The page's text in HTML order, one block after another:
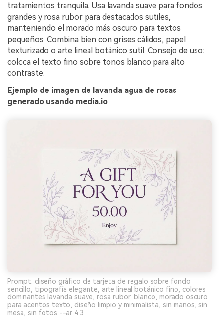
tratamientos tranquila. Usa lavanda suave para fondos
grandes y rosa rubor para destacados sutiles,
manteniendo el morado más oscuro para textos
pequeños. Combina bien con grises cálidos, papel
texturizado o arte lineal botánico sutil. Consejo de uso:
coloca el texto fino sobre tonos blanco para alto
contraste.
Ejemplo de imagen de lavanda agua de rosas
generado usando media.io
Prompt: diseño gráfico de tarjeta de regalo sobre fondo
sencillo, tipografía elegante, arte lineal botánico fino, colores
dominantes lavanda suave, rosa rubor, blanco, morado oscuro
para acentos texto, diseño limpio y minimalista, sin manos, sin
mesa, sin fotos --ar 4:3